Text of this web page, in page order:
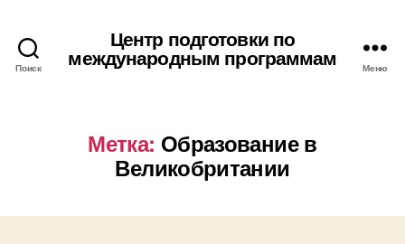
Поиск
Центр подготовки по
международным программам Меню
Метка: Образование в
Великобритании